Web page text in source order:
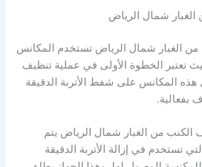
شمال الرياض
الغبار شمال الرياض تستخدم المكانس
حيث تعتبر الخطوة الأولى في عملية تنظيف
هذه المكانس على شفط الأتربة الدقيقة
بفعالية.
من الغبار شمال الرياض يتم
تستخدم في إزالة الأتربة الدقيقة